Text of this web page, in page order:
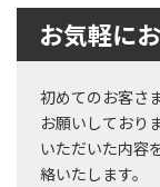
お気軽に
初めてのお客さ
お願いしておりま
いただいた内容
絡いたします。